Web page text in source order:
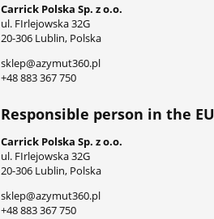
Carrick Polska Sp. z o.o.
ul. FIrlejowska 32G
20-306 Lublin, Polska
sklep@azymut360.pl
+48 883 367 750
Responsible person in the EU
Carrick Polska Sp. z o.o.
ul. FIrlejowska 32G
20-306 Lublin, Polska
sklep@azymut360.pl
+48 883 367 750